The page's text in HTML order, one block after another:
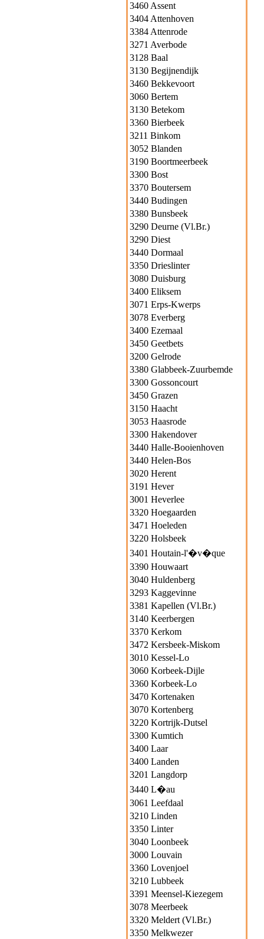
3460 Assent
3404 Attenhoven
3384 Attenrode
3271 Averbode
3128 Baal
3130 Begijnendijk
3460 Bekkevoort
3060 Bertem
3130 Betekom
3360 Bierbeek
3211 Binkom
3052 Blanden
3190 Boortmeerbeek
3300 Bost
3370 Boutersem
3440 Budingen
3380 Bunsbeek
3290 Deurne (Vl.Br.)
3290 Diest
3440 Dormaal
3350 Drieslinter
3080 Duisburg
3400 Eliksem
3071 Erps-Kwerps
3078 Everberg
3400 Ezemaal
3450 Geetbets
3200 Gelrode
3380 Glabbeek-Zuurbemde
3300 Gossoncourt
3450 Grazen
3150 Haacht
3053 Haasrode
3300 Hakendover
3440 Halle-Booienhoven
3440 Helen-Bos
3020 Herent
3191 Hever
3001 Heverlee
3320 Hoegaarden
3471 Hoeleden
3220 Holsbeek
3401 Houtain-l'�v�que
3390 Houwaart
3040 Huldenberg
3293 Kaggevinne
3381 Kapellen (Vl.Br.)
3140 Keerbergen
3370 Kerkom
3472 Kersbeek-Miskom
3010 Kessel-Lo
3060 Korbeek-Dijle
3360 Korbeek-Lo
3470 Kortenaken
3070 Kortenberg
3220 Kortrijk-Dutsel
3300 Kumtich
3400 Laar
3400 Landen
3201 Langdorp
3440 L�au
3061 Leefdaal
3210 Linden
3350 Linter
3040 Loonbeek
3000 Louvain
3360 Lovenjoel
3210 Lubbeek
3391 Meensel-Kiezegem
3078 Meerbeek
3320 Meldert (Vl.Br.)
3350 Melkwezer